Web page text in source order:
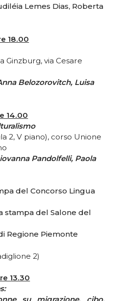
Lemes Dias, Roberta
18.00
Ginzburg, via Cesare
Belozorovitch, Luisa
14.00
2, V piano), corso Unione
Pandolfelli, Paola
del Concorso Lingua
stampa del Salone del
Regione Piemonte
2)
13.30